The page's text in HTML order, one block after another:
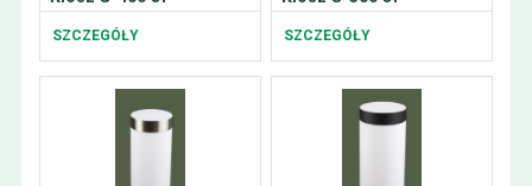
SZCZEGÓŁY SZCZEGÓŁY